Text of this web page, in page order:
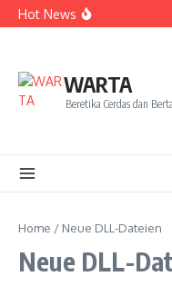
Lewati ke konten
Hot News
ke NCC 4 Bali
Sukseskan
WARTA
Beretika Cerdas dan
Home / Neue DLL-Dateien
Neue DLL-